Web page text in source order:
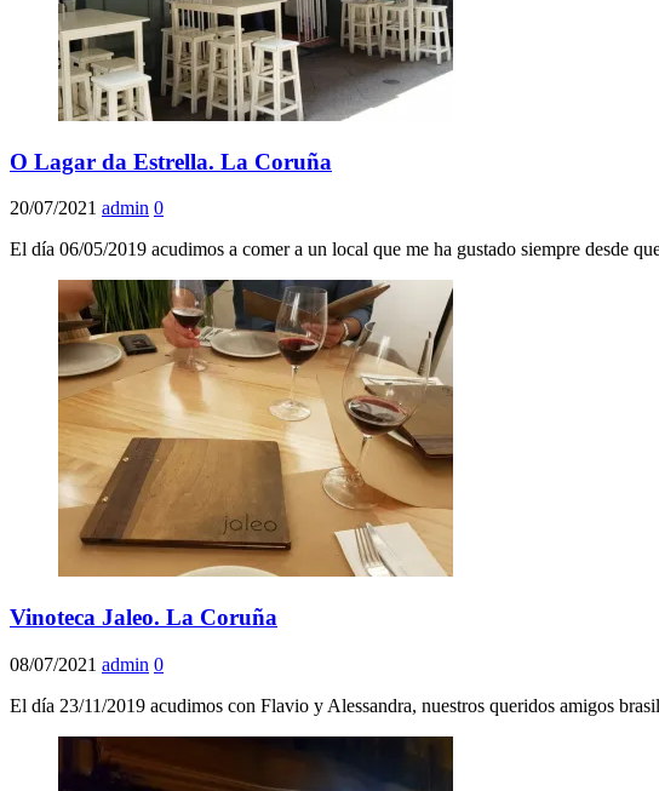
O Lagar da Estrella. La Coruña
20/07/2021 admin 0
El día 06/05/2019 acudimos a comer a un local que me ha gustado siempre desde
Vinoteca Jaleo. La Coruña
08/07/2021 admin 0
El día 23/11/2019 acudimos con Flavio y Alessandra, nuestros queridos amigos